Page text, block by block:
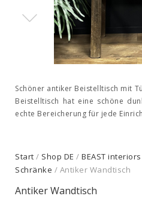
Schöner antiker Beistelltisch mit
Beistelltisch hat eine schöne
echte Bereicherung für jede
Start / Shop DE / BEAST interiors
Schränke / Antiker Wandtisch
Antiker Wandtisch